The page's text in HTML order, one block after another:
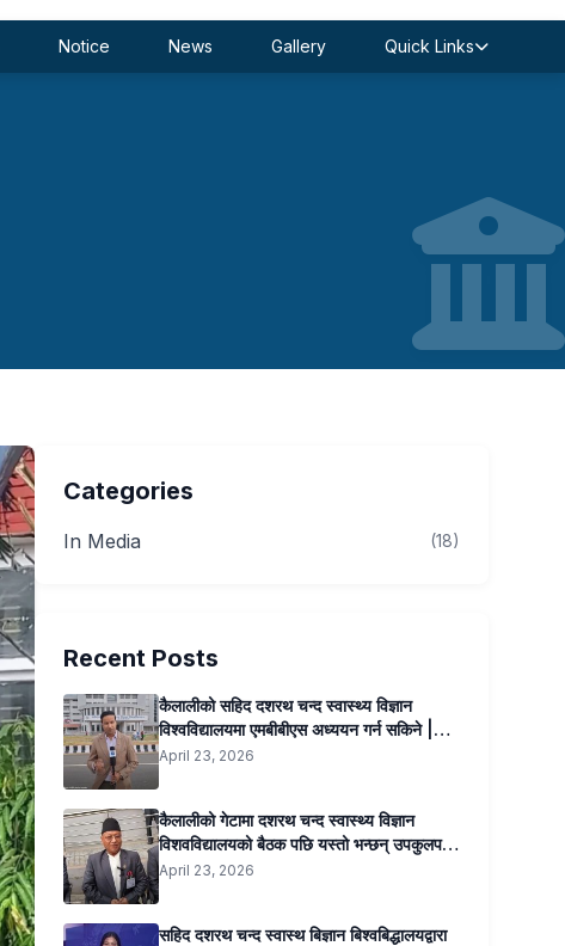
Notice News Gallery Quick Links
Categories
In Media (18)
Recent Posts
कैलालीको सहिद दशरथ चन्द स्वास्थ्य विज्ञान
विश्वविद्यालयमा एमबीबीएस अध्ययन गर्न सकिने |
Kantipur Samachar
April 23, 2026
कैलालीको गेटामा दशरथ चन्द स्वास्थ्य विज्ञान
विशवविद्यालयको बैठक पछि यस्तो भन्छन् उपकुलपति
प्रा डा सुनिल कुमार जोशी …..
April 23, 2026
सहिद दशरथ चन्द स्वास्थ बिज्ञान बिश्वबिद्धालयद्वारा